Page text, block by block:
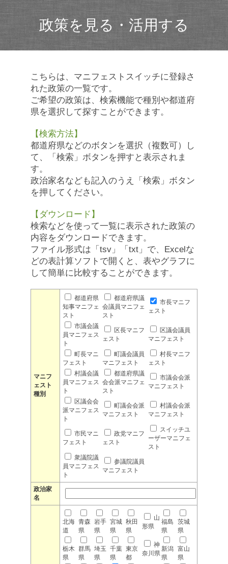
政策を見る・活用する
こちらは、マニフェストスイッチに登録さ
れた政策の一覧です。
ご希望の政策は、検索機能で種別や都道府
県を選択して探すことができます。
【検索方法】
都道府県などのボタンを選択（複数可）し
て、「検索」ボタンを押すと表示されま
す。
政治家名なども記入のうえ「検索」ボタン
を押してください。
【ダウンロード】
検索などを使って一覧に表示された政策の
内容をダウンロードできます。
ファイル形式は「tsv」「txt」で、Excelな
どの表計算ソフトで開くと、表やグラフに
して簡単に比較することができます。
マニフ
ェスト
種別
都道府県
知事マニフェ
スト
都道府県議
会議員マニフェ
スト
市長マニフ
ェスト
市議会議
員マニフェス
ト
区長マニフ
ェスト
区議会議員
マニフェスト
町長マニ
フェスト
町議会議員
マニフェスト
村長マニフ
ェスト
村議会議
員マニフェス
ト
都道府県議
会会派マニフェ
スト
市議会会派
マニフェスト
区議会会
派マニフェス
ト
町議会会派
マニフェスト
村議会会派
マニフェスト
市民マニ
フェスト
政党マニフ
ェスト
スイッチユ
ーザーマニフェ
スト
衆議院議
員マニフェス
ト
参議院議員
マニフェスト
政治家
名
北海
道
青森
県
岩手
県
宮城
県
秋田
県
山
形県
福島
県
茨城
県
栃木
県
群馬
県
埼玉
県
千葉
県
東京
都
神
奈川県
新潟
県
富山
県